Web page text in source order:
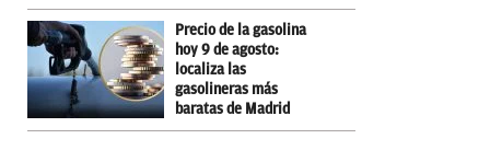
Precio de la gasolina
hoy 9 de agosto:
localiza las
gasolineras más
baratas de Madrid